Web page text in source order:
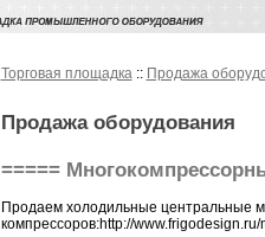
Торговая площадка:: Продажа
Продажа оборудования
=====
Продаем холодильные центральные
компрессоров:http://